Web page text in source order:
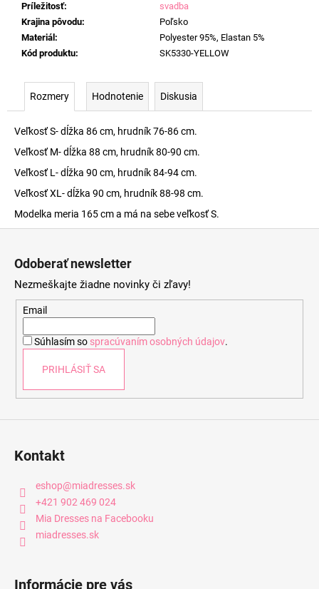
Príležitosť:
svadba
Krajina pôvodu:
Poľsko
Materiál :
Polyester 95%, Elastan 5%
Kód produktu: SK5330-YELLOW
Rozmery Hodnotenie Diskusia
Veľkosť S- dĺžka 86 cm, hrudník 76-86 cm.
Veľkosť M- dĺžka 88 cm, hrudník 80-90 cm.
Veľkosť L- dĺžka 90 cm, hrudník 84-94 cm.
Veľkosť XL- dĺžka 90 cm, hrudník 88-98 cm.
Modelka meria 165 cm a má na sebe veľkosť S.
Odoberať newsletter
Nezmeškajte žiadne novinky či zľavy!
Email
Súhlasím so spracúvaním osobných údajov.
PRIHLÁSIŤ SA
Kontakt
eshop@miadresses.sk
+421 902 469 024
Mia Dresses na Facebooku
miadresses.sk
Informácie pre vás